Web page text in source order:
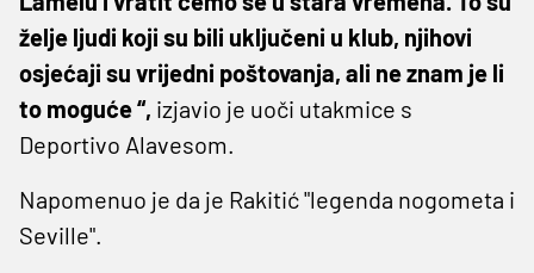
želje ljudi koji su bili uključeni u klub, njihovi
osjećaji su vrijedni poštovanja, ali ne znam je li
to moguće “, izjavio je uoči utakmice s
Deportivo Alavesom.
Napomenuo je da je Rakitić "legenda nogometa i
Seville".